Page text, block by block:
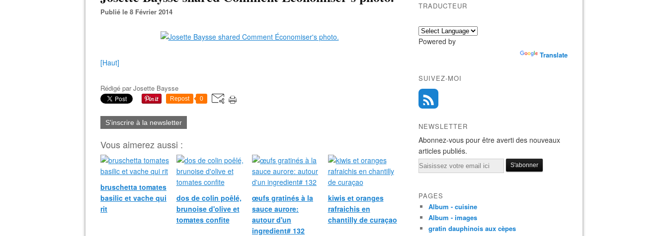
Publié le 8 Février 2014
[Haut]
Rédigé parJosette Baysse
Repost 0
S'inscrire à la newsletter
Vous aimerez aussi :
bruschetta tomates
basilic et vache qui
rit
dos de colin poêlé,
brunoise d'olive et
tomates confite
œufs gratinés à la
sauce aurore:
autour d'un
ingredient# 132
kiwis et oranges
rafraichis en
chantilly de curaçao
TRADUCTEUR
Powered by
Translate
SUIVEZ-MOI
NEWSLETTER
Abonnez-vous pour être averti des nouveaux
articles publiés.
Email
PAGES
Album - cuisine
Album - images
gratin dauphinois aux cèpes